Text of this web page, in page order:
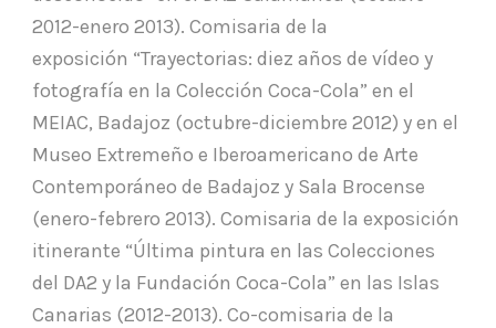
2012-enero 2013). Comisaria de la
exposición “Trayectorias: diez años de vídeo y
fotografía en la Colección Coca-Cola” en el
MEIAC, Badajoz (octubre-diciembre 2012) y en el
Museo Extremeño e Iberoamericano de Arte
Contemporáneo de Badajoz y Sala Brocense
(enero-febrero 2013). Comisaria de la exposición
itinerante “Última pintura en las Colecciones
del DA2 y la Fundación Coca-Cola” en las Islas
Canarias (2012-2013). Co-comisaria de la